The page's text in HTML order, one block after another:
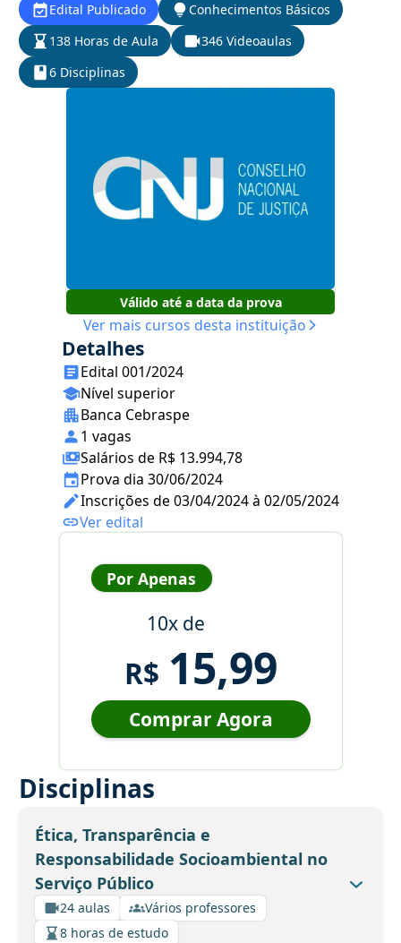
Edital Publicado
Conhecimentos Básicos
138 Horas de Aula
346 Videoaulas
6 Disciplinas
Válido até a data da prova
Ver mais cursos desta instituição
Detalhes
Edital 001/2024
Nível superior
Banca Cebraspe
1 vagas
Salários de R$ 13.994,78
Prova dia 30/06/2024
Inscrições de 03/04/2024 à 02/05/2024
Ver edital
Por Apenas
10x de
R$ 15,99
Comprar Agora
Disciplinas
Ética, Transparência e
Responsabilidade Socioambiental no
Serviço Público
24 aulas
Vários professores
8 horas de estudo